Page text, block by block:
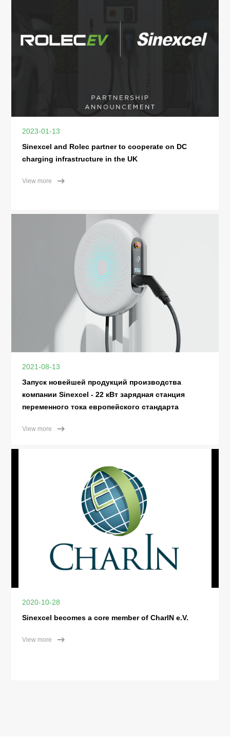
2023-01-13
Sinexcel and Rolec partner to cooperate on DC
charging infrastructure in the UK
View more
2021-08-13
Запуск новейшей продукций производства
компании Sinexcel - 22 кВт зарядная станция
переменного тока европейского стандарта
View more
2020-10-28
Sinexcel becomes a core member of CharIN e.V.
View more